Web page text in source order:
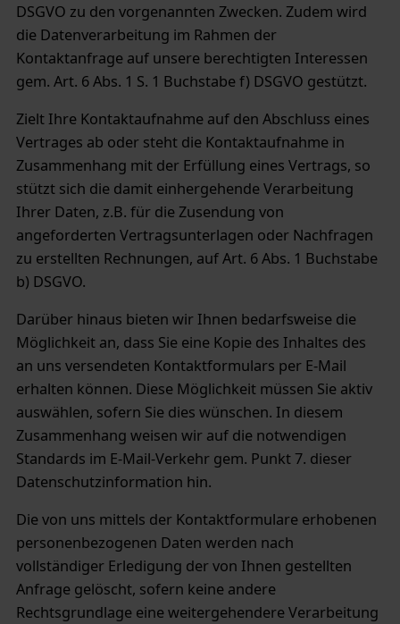
DSGVO zu den vorgenannten Zwecken. Zudem wird
die Datenverarbeitung im Rahmen der
Kontaktanfrage auf unsere berechtigten Interessen
gem. Art. 6 Abs. 1 S. 1 Buchstabe f) DSGVO gestützt.
Zielt Ihre Kontaktaufnahme auf den Abschluss eines
Vertrages ab oder steht die Kontaktaufnahme in
Zusammenhang mit der Erfüllung eines Vertrags, so
stützt sich die damit einhergehende Verarbeitung
Ihrer Daten, z.B. für die Zusendung von
angeforderten Vertragsunterlagen oder Nachfragen
zu erstellten Rechnungen, auf Art. 6 Abs. 1 Buchstabe
b) DSGVO.
Darüber hinaus bieten wir Ihnen bedarfsweise die
Möglichkeit an, dass Sie eine Kopie des Inhaltes des
an uns versendeten Kontaktformulars per E-Mail
erhalten können. Diese Möglichkeit müssen Sie aktiv
auswählen, sofern Sie dies wünschen. In diesem
Zusammenhang weisen wir auf die notwendigen
Standards im E-Mail-Verkehr gem. Punkt 7. dieser
Datenschutzinformation hin.
Die von uns mittels der Kontaktformulare erhobenen
personenbezogenen Daten werden nach
vollständiger Erledigung der von Ihnen gestellten
Anfrage gelöscht, sofern keine andere
Rechtsgrundlage eine weitergehendere Verarbeitung